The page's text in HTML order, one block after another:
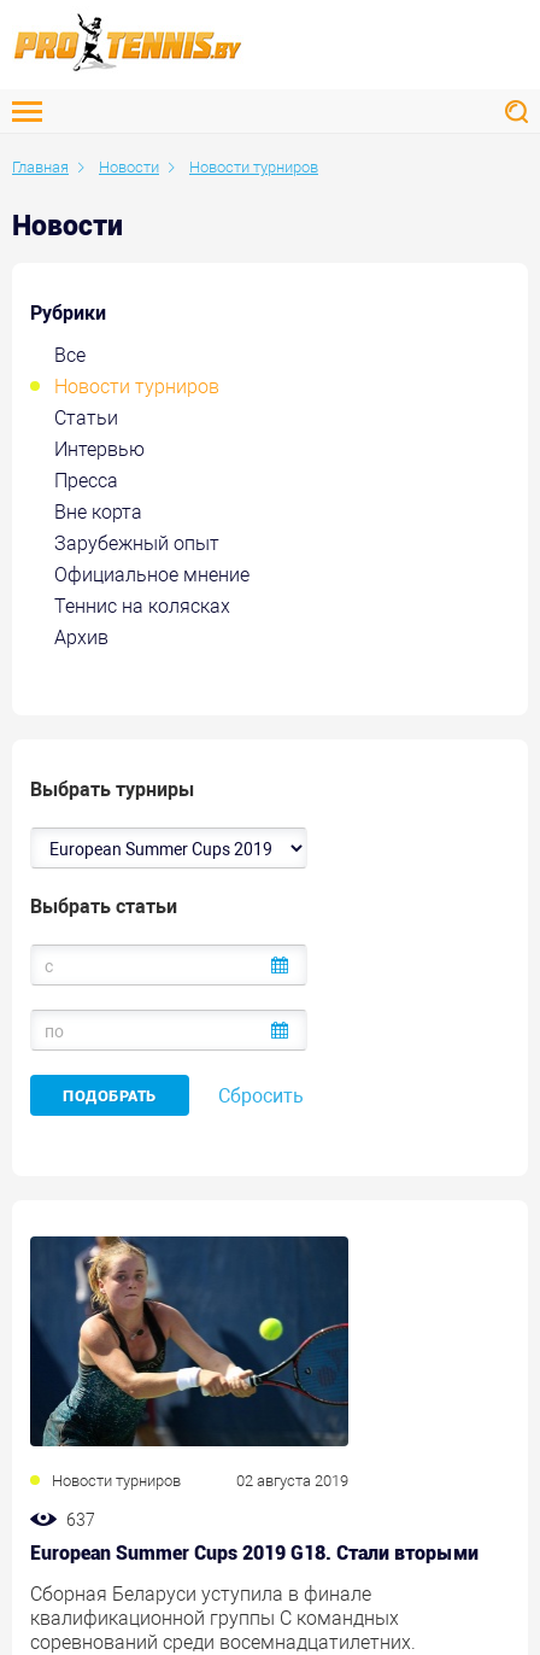
Главная Новости Новости турниров
Новости
Рубрики
Все
Новости турниров
Статьи
Интервью
Пресса
Вне корта
Зарубежный опыт
Официальное мнение
Теннис на колясках
Архив
Выбрать турниры
Выбрать статьи
Сбросить
Новости турниров 02 августа 2019
637
European Summer Cups 2019 G18. Стали вторыми
Сборная Беларуси уступила в финале
квалификационной группы С командных
соревнований среди восемнадцатилетних.